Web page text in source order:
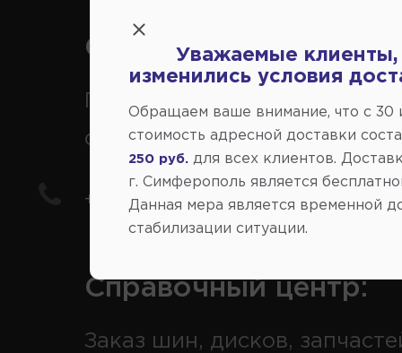
Справочный центр:
Продажа запчастей на
отечественные авто
+7(978) 206-206-5
Справочный центр:
Заказ шин, дисков,
Уважаемые клиенты,
изменились условия
Обращаем ваше внимание, что c 30
стоимость адресной доставки
250 руб. для всех клиентов.
г. Симферополь является
Данная мера является временной
стабилизации ситуации.